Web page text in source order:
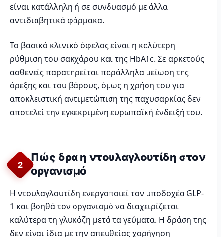
είναι κατάλληλη ή σε συνδυασμό με άλλα
αντιδιαβητικά φάρμακα.
Το βασικό κλινικό όφελος είναι η καλύτερη
ρύθμιση του σακχάρου και της HbA1c. Σε αρκετούς
ασθενείς παρατηρείται παράλληλα μείωση της
όρεξης και του βάρους, όμως η χρήση του για
αποκλειστική αντιμετώπιση της παχυσαρκίας δεν
αποτελεί την εγκεκριμένη ευρωπαϊκή ένδειξή του.
2
Πώς δρα η ντουλαγλουτίδη στον
οργανισμό
Η ντουλαγλουτίδη ενεργοποιεί τον υποδοχέα GLP-
1 και βοηθά τον οργανισμό να διαχειρίζεται
καλύτερα τη γλυκόζη μετά τα γεύματα. Η δράση της
δεν είναι ίδια με την απευθείας χορήγηση